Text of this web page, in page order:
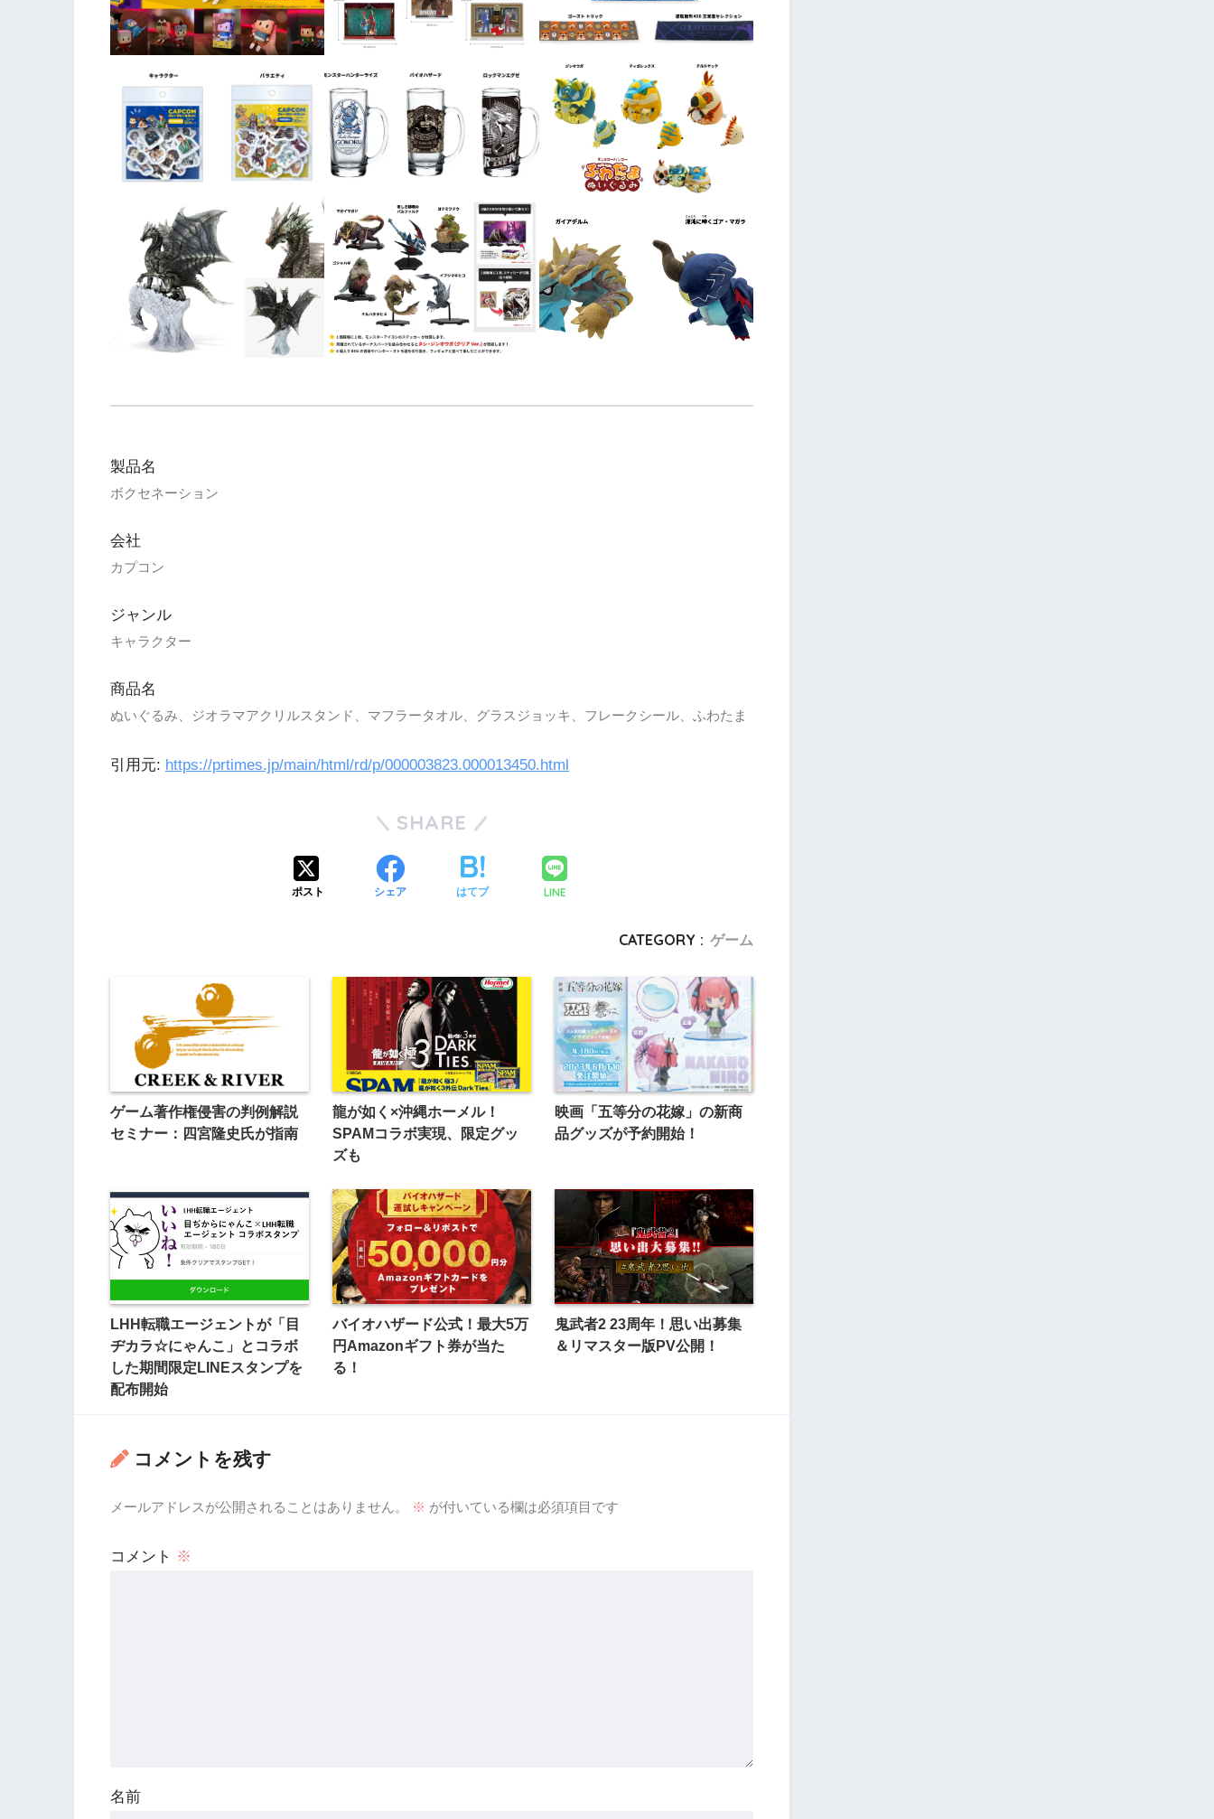
製品名
ボクセネーション
会社
カプコン
ジャンル
キャラクター
商品名
ぬいぐるみ、ジオラマアクリルスタンド、マフラータオル、グラスジョッキ、フレークシール、ふわたま
引用元: https://prtimes.jp/main/html/rd/p/000003823.000013450.html
SHARE
ポスト シェア はてブ LINE
CATEGORY : ゲーム
ゲーム著作権侵害の判例解説
セミナー：四宮隆史氏が指南
龍が如く×沖縄ホーメル！
SPAMコラボ実現、限定グッ
ズも
映画「五等分の花嫁」の新商
品グッズが予約開始！
LHH転職エージェントが「目
ヂカラ☆にゃんこ」とコラボ
した期間限定LINEスタンプを
配布開始
バイオハザード公式！最大5万
円Amazonギフト券が当た
る！
鬼武者2 23周年！思い出募集
＆リマスター版PV公開！
コメントを残す
メールアドレスが公開されることはありません。 ※ が付いている欄は必須項目です
コメント ※
名前